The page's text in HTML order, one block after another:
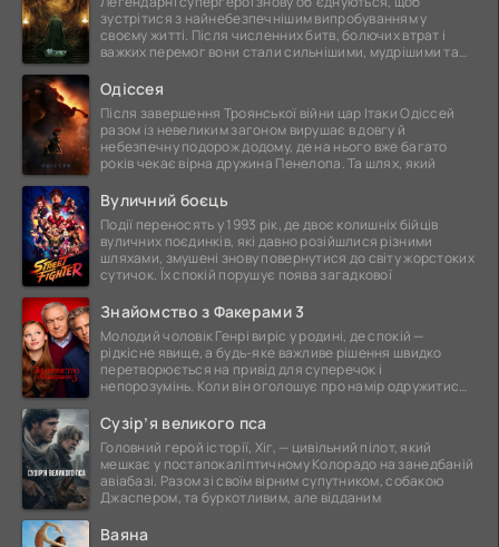
зустрітися з найнебезпечнішим випробуванням у
своєму житті. Після численних битв, болючих втрат і
важких перемог вони стали сильнішими, мудрішими та
Одіссея
Після завершення Троянської війни цар Ітаки Одіссей
разом із невеликим загоном вирушає в довгу й
небезпечну подорож додому, де на нього вже багато
років чекає вірна дружина Пенелопа. Та шлях, який
Вуличний боєць
Події переносять у 1993 рік, де двоє колишніх бійців
вуличних поєдинків, які давно розійшлися різними
шляхами, змушені знову повернутися до світу жорстоких
сутичок. Їх спокій порушує поява загадкової
Знайомство з Факерами 3
Молодий чоловік Генрі виріс у родині, де спокій —
рідкісне явище, а будь-яке важливе рішення швидко
перетворюється на привід для суперечок і
непорозумінь. Коли він оголошує про намір одружитися,
Сузір’я великого пса
Головний герой історії, Хіг, — цивільний пілот, який
мешкає у постапокаліптичному Колорадо на занедбаній
авіабазі. Разом зі своїм вірним супутником, собакою
Джаспером, та буркотливим, але відданим
Ваяна